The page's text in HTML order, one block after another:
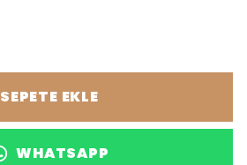
SEPETE EKLE
WHATSAPP